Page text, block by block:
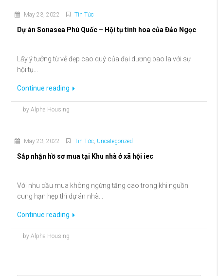
May 23, 2022 Tin Tức
Dự án Sonasea Phú Quốc – Hội tụ tinh hoa của Đảo Ngọc
Lấy ý tưởng từ vẻ đẹp cao quý của đại dương bao la với sự
hội tụ...
Continue reading
by Alpha Housing
May 23, 2022 Tin Tức Uncategorized
Sắp nhận hồ sơ mua tại Khu nhà ở xã hội iec
Với nhu cầu mua không ngừng tăng cao trong khi nguồn
cung hạn hẹp thì dự án nhà...
Continue reading
by Alpha Housing